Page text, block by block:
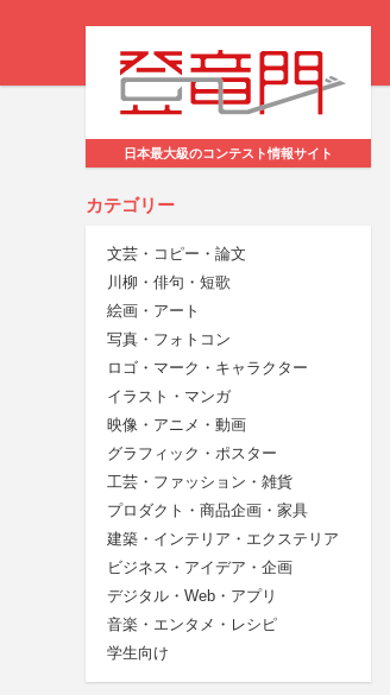
日本最大級のコンテスト情報サイト
カテゴリー
文芸・コピー・論文
川柳・俳句・短歌
絵画・アート
写真・フォトコン
ロゴ・マーク・キャラクター
イラスト・マンガ
映像・アニメ・動画
グラフィック・ポスター
工芸・ファッション・雑貨
プロダクト・商品企画・家具
建築・インテリア・エクステリア
ビジネス・アイデア・企画
デジタル・Web・アプリ
音楽・エンタメ・レシピ
学生向け